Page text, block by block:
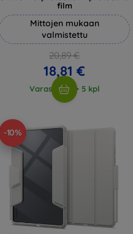
film
Mittojen mukaan
valmistettu
20,89 €
18,81 €
Varastossa > 5 kpl
-10%